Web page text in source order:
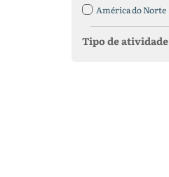
América do Norte
Tipo de atividade